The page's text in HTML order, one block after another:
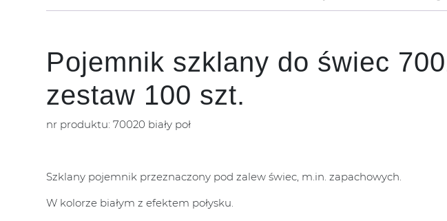
Pojemnik szklany do świec
zestaw 100 szt.
nr produktu: 70020 biały poł
Szklany pojemnik przeznaczony pod zalew świec, m.in. zapachowych.
W kolorze białym z efektem połysku.